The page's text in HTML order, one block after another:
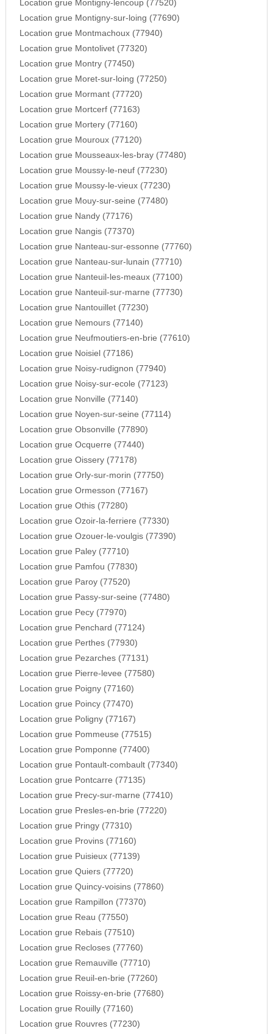
Location grue Montigny-lencoup (77520)
Location grue Montigny-sur-loing (77690)
Location grue Montmachoux (77940)
Location grue Montolivet (77320)
Location grue Montry (77450)
Location grue Moret-sur-loing (77250)
Location grue Mormant (77720)
Location grue Mortcerf (77163)
Location grue Mortery (77160)
Location grue Mouroux (77120)
Location grue Mousseaux-les-bray (77480)
Location grue Moussy-le-neuf (77230)
Location grue Moussy-le-vieux (77230)
Location grue Mouy-sur-seine (77480)
Location grue Nandy (77176)
Location grue Nangis (77370)
Location grue Nanteau-sur-essonne (77760)
Location grue Nanteau-sur-lunain (77710)
Location grue Nanteuil-les-meaux (77100)
Location grue Nanteuil-sur-marne (77730)
Location grue Nantouillet (77230)
Location grue Nemours (77140)
Location grue Neufmoutiers-en-brie (77610)
Location grue Noisiel (77186)
Location grue Noisy-rudignon (77940)
Location grue Noisy-sur-ecole (77123)
Location grue Nonville (77140)
Location grue Noyen-sur-seine (77114)
Location grue Obsonville (77890)
Location grue Ocquerre (77440)
Location grue Oissery (77178)
Location grue Orly-sur-morin (77750)
Location grue Ormesson (77167)
Location grue Othis (77280)
Location grue Ozoir-la-ferriere (77330)
Location grue Ozouer-le-voulgis (77390)
Location grue Paley (77710)
Location grue Pamfou (77830)
Location grue Paroy (77520)
Location grue Passy-sur-seine (77480)
Location grue Pecy (77970)
Location grue Penchard (77124)
Location grue Perthes (77930)
Location grue Pezarches (77131)
Location grue Pierre-levee (77580)
Location grue Poigny (77160)
Location grue Poincy (77470)
Location grue Poligny (77167)
Location grue Pommeuse (77515)
Location grue Pomponne (77400)
Location grue Pontault-combault (77340)
Location grue Pontcarre (77135)
Location grue Precy-sur-marne (77410)
Location grue Presles-en-brie (77220)
Location grue Pringy (77310)
Location grue Provins (77160)
Location grue Puisieux (77139)
Location grue Quiers (77720)
Location grue Quincy-voisins (77860)
Location grue Rampillon (77370)
Location grue Reau (77550)
Location grue Rebais (77510)
Location grue Recloses (77760)
Location grue Remauville (77710)
Location grue Reuil-en-brie (77260)
Location grue Roissy-en-brie (77680)
Location grue Rouilly (77160)
Location grue Rouvres (77230)